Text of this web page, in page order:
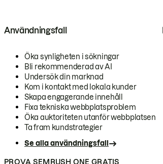
Användningsfall
Öka synligheten i sökningar
Bli rekommenderad av AI
Undersök din marknad
Kom i kontakt med lokala kunder
Skapa engagerande innehåll
Fixa tekniska webbplatsproblem
Öka auktoriteten utanför webbplatsen
Ta fram kundstrategier
Se alla användningsfall
PROVA SEMRUSH ONE GRATIS